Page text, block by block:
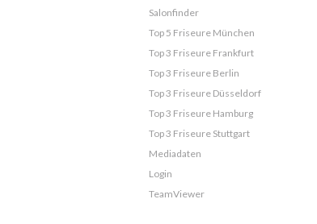
Salonfinder
Top 5 Friseure München
Top 3 Friseure Frankfurt
Top 3 Friseure Berlin
Top 3 Friseure Düsseldorf
Top 3 Friseure Hamburg
Top 3 Friseure Stuttgart
Mediadaten
Login
TeamViewer